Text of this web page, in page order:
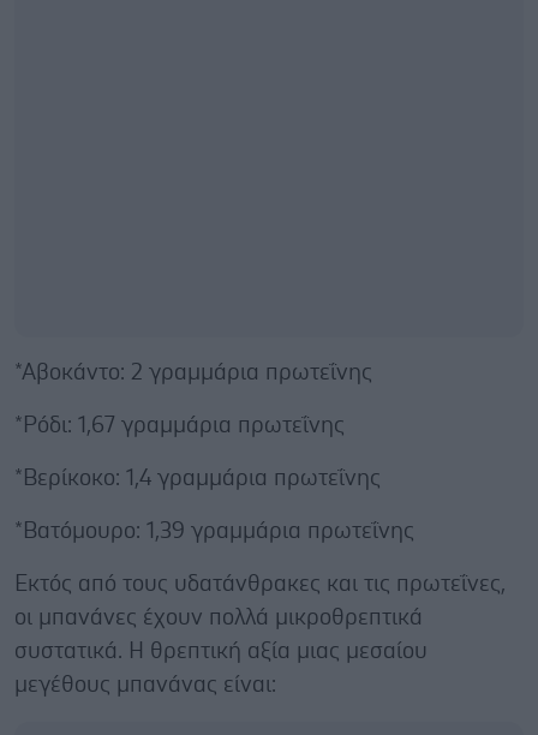
*Αβοκάντο: 2 γραμμάρια πρωτεΐνης
*Ρόδι: 1,67 γραμμάρια πρωτεΐνης
*Βερίκοκο: 1,4 γραμμάρια πρωτεΐνης
*Βατόμουρο: 1,39 γραμμάρια πρωτεΐνης
Εκτός από τους υδατάνθρακες και τις πρωτεΐνες,
οι μπανάνες έχουν πολλά μικροθρεπτικά
συστατικά. Η θρεπτική αξία μιας μεσαίου
μεγέθους μπανάνας είναι: